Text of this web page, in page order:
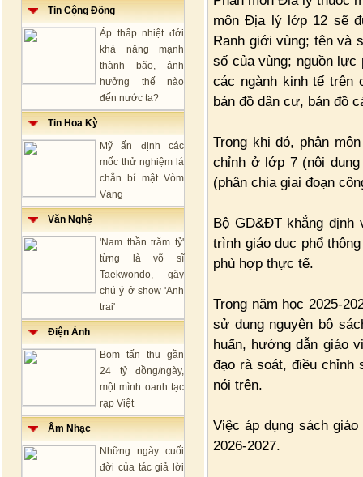
Tin Cộng Đồng
Áp thấp nhiệt đới
khả năng mạnh
thành bão, ảnh
hưởng thế nào
đến nước ta?
Tin Hoa Kỳ
Mỹ ấn định các
mốc thử nghiệm lá
chắn bí mật Vòm
Vàng
Văn Nghệ
'Nam thần trăm tỷ'
từng là võ sĩ
Taekwondo, gây
chú ý ở show 'Anh
trai'
Điện Ảnh
Bom tấn thu gần
24 tỷ đồng/ngày,
một mình oanh tạc
rạp Việt
Âm Nhạc
Những ngày cuối
đời của tác giả lời
môn Địa lý lớp 12 sẽ
Ranh giới vùng; tên và
số của vùng; nguồn lực
các ngành kinh tế trên
bản đồ dân cư, bản đồ
Trong khi đó, phân
chỉnh ở lớp 7 (nội
(phân chia giai đoạn
Bộ GD&ĐT khẳng định
trình giáo dục phổ
phù hợp thực tế.
Trong năm học 2025-
sử dụng nguyên bộ
huấn, hướng dẫn giáo
đạo rà soát, điều chỉnh
nói trên.
Việc áp dụng sách
2026-2027.